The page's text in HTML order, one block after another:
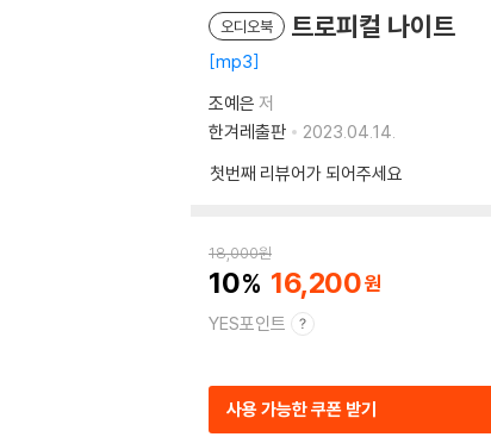
오디오북 트로피컬 나이트
mp3
조예은 저
한겨레출판
2023.04.14.
첫번째 리뷰어가 되어주세요
18,000원
10 16,200
YES포인트
사용 가능한 쿠폰 받기